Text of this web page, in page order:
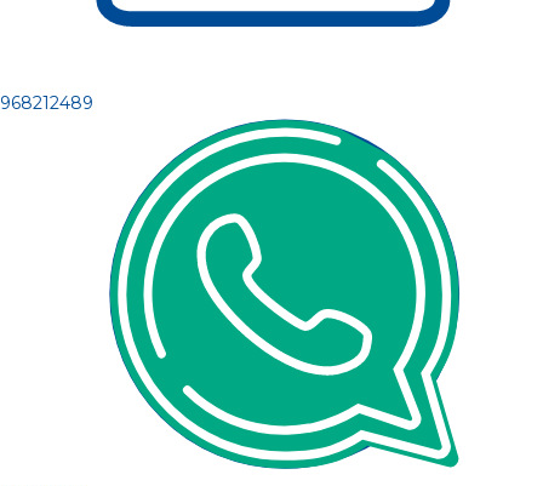
968212489